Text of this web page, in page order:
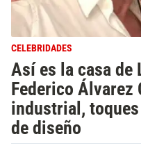
CELEBRIDADES
Así es la casa de
Federico
industrial,
de diseño